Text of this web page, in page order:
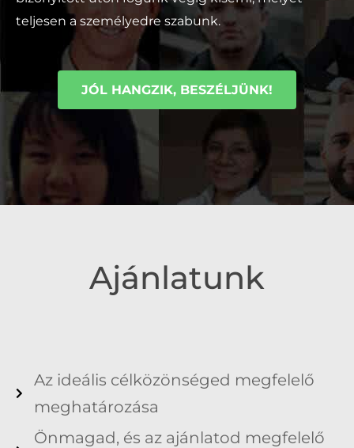
teljesen a személyedre szabunk.
JÓL HANGZIK, BESZÉLJÜNK!
Ajánlatunk
Az ideális célközönséged megfelelő
meghatározása
Önmagad, és az ajánlatod megfelelő